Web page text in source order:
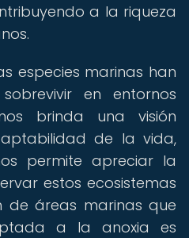
a la riqueza
especies marinas han
en entornos
brinda una visión
de la vida,
permite apreciar la
estos ecosistemas
de áreas marinas que
a la anoxia es